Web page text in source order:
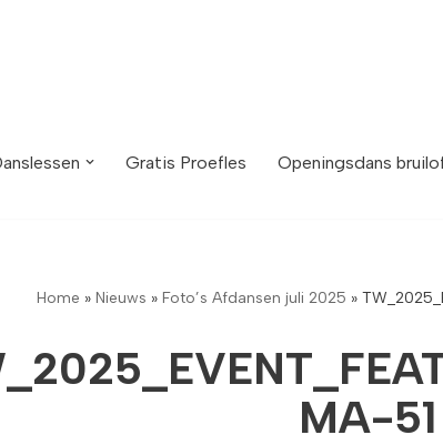
Gratis Proefles Openingsdans
Home » Nieuws » Foto’s Afdansen juli 2025 »
MA-51